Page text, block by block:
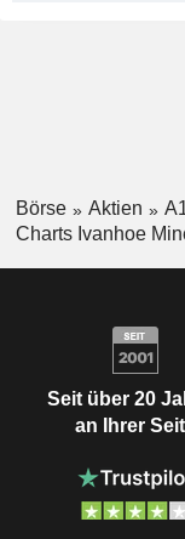
Börse Aktien
Charts Ivanhoe
Seit über 20
an Ihrer